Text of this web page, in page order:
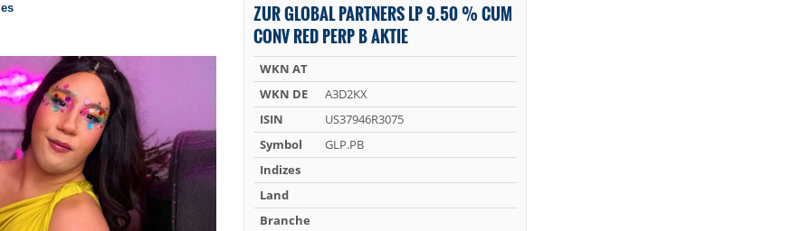
ZUR GLOBAL PARTNERS LP 9.50 % CUM
CONV RED PERP B AKTIE
WKN AT
WKN DE
A3D2KX
ISIN
US37946R3075
Symbol
GLP.PB
Indizes
Land
Branche